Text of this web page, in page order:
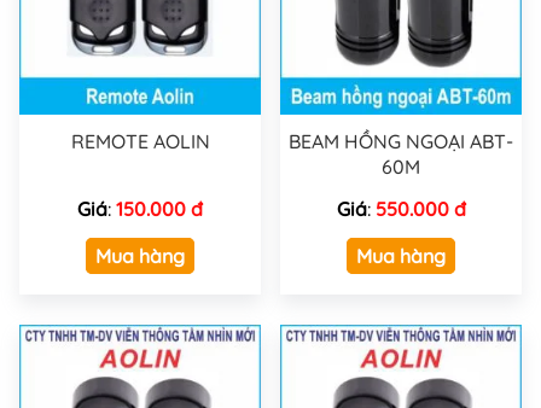
REMOTE AOLIN
Giá: 150.000 đ
Mua hàng
BEAM HỒNG NGOẠI ABT-
60M
Giá: 550.000 đ
Mua hàng